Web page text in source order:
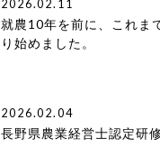
2026.02.11
就農10年を前に、これま
り始めました。
2026.02.04
長野県農業経営士認定研